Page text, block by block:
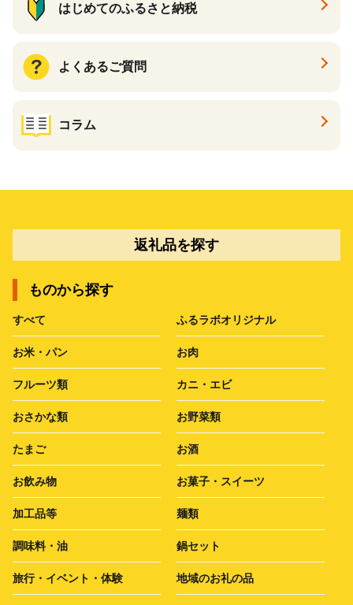
はじめてのふるさと納税
よくあるご質問
コラム
返礼品を探す
ものから探す
すべて ふるラボオリジナル
お米・パン お肉
フルーツ類 カニ・エビ
おさかな類 お野菜類
たまご お酒
お飲み物 お菓子・スイーツ
加工品等 麺類
調味料・油 鍋セット
旅行・イベント・体験 地域のお礼の品